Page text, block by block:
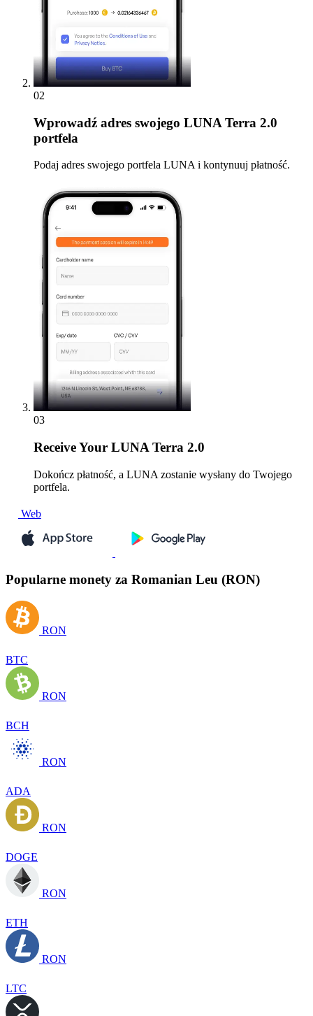
02
Wprowadź adres swojego LUNA Terra 2.0
portfela
Podaj adres swojego portfela LUNA i kontynuuj płatność.
03
ReceiveYour LUNA Terra 2.0
Dokończ płatność, a LUNA zostanie wysłany do Twojego
portfela.
Web
Popularne monety za Romanian Leu (RON)
RON
BTC
RON
BCH
RON
ADA
RON
DOGE
RON
ETH
RON
LTC